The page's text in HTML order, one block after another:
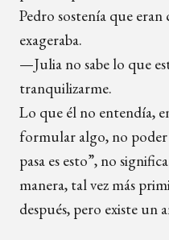
Pedro sostenía que eran
exageraba.
—Julia no sabe lo que
tranquilizarme.
Lo que él no entendía,
formular algo, no
pasa es esto”, no
manera, tal vez más
después, pero existe un